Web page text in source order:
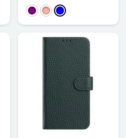
VioletOr RoseSininen